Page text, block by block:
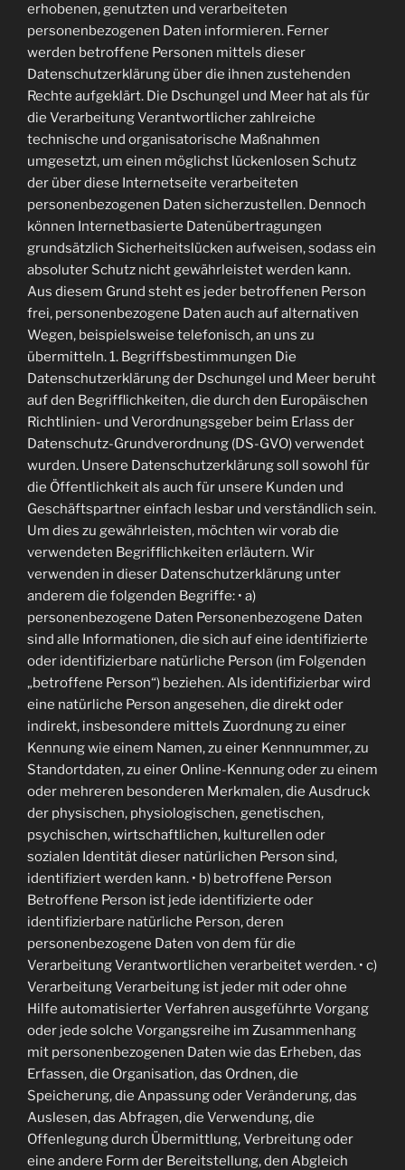
erhobenen, genutzten und verarbeiteten
personenbezogenen Daten informieren. Ferner
werden betroffene Personen mittels dieser
Datenschutzerklärung über die ihnen zustehenden
Rechte aufgeklärt. Die Dschungel und Meer hat als für
die Verarbeitung Verantwortlicher zahlreiche
technische und organisatorische Maßnahmen
umgesetzt, um einen möglichst lückenlosen Schutz
der über diese Internetseite verarbeiteten
personenbezogenen Daten sicherzustellen. Dennoch
können Internetbasierte Datenübertragungen
grundsätzlich Sicherheitslücken aufweisen, sodass ein
absoluter Schutz nicht gewährleistet werden kann.
Aus diesem Grund steht es jeder betroffenen Person
frei, personenbezogene Daten auch auf alternativen
Wegen, beispielsweise telefonisch, an uns zu
übermitteln. 1. Begriffsbestimmungen Die
Datenschutzerklärung der Dschungel und Meer beruht
auf den Begrifflichkeiten, die durch den Europäischen
Richtlinien- und Verordnungsgeber beim Erlass der
Datenschutz-Grundverordnung (DS-GVO) verwendet
wurden. Unsere Datenschutzerklärung soll sowohl für
die Öffentlichkeit als auch für unsere Kunden und
Geschäftspartner einfach lesbar und verständlich sein.
Um dies zu gewährleisten, möchten wir vorab die
verwendeten Begrifflichkeiten erläutern. Wir
verwenden in dieser Datenschutzerklärung unter
anderem die folgenden Begriffe: • a)
personenbezogene Daten Personenbezogene Daten
sind alle Informationen, die sich auf eine identifizierte
oder identifizierbare natürliche Person (im Folgenden
„betroffene Person“) beziehen. Als identifizierbar wird
eine natürliche Person angesehen, die direkt oder
indirekt, insbesondere mittels Zuordnung zu einer
Kennung wie einem Namen, zu einer Kennnummer, zu
Standortdaten, zu einer Online-Kennung oder zu einem
oder mehreren besonderen Merkmalen, die Ausdruck
der physischen, physiologischen, genetischen,
psychischen, wirtschaftlichen, kulturellen oder
sozialen Identität dieser natürlichen Person sind,
identifiziert werden kann. • b) betroffene Person
Betroffene Person ist jede identifizierte oder
identifizierbare natürliche Person, deren
personenbezogene Daten von dem für die
Verarbeitung Verantwortlichen verarbeitet werden. • c)
Verarbeitung Verarbeitung ist jeder mit oder ohne
Hilfe automatisierter Verfahren ausgeführte Vorgang
oder jede solche Vorgangsreihe im Zusammenhang
mit personenbezogenen Daten wie das Erheben, das
Erfassen, die Organisation, das Ordnen, die
Speicherung, die Anpassung oder Veränderung, das
Auslesen, das Abfragen, die Verwendung, die
Offenlegung durch Übermittlung, Verbreitung oder
eine andere Form der Bereitstellung, den Abgleich